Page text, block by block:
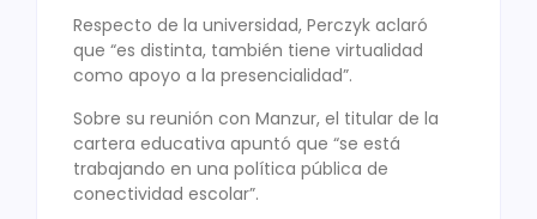
Respecto de la universidad, Perczyk aclaró
que “es distinta, también tiene virtualidad
como apoyo a la presencialidad”.
Sobre su reunión con Manzur, el titular de la
cartera educativa apuntó que “se está
trabajando en una política pública de
conectividad escolar”.